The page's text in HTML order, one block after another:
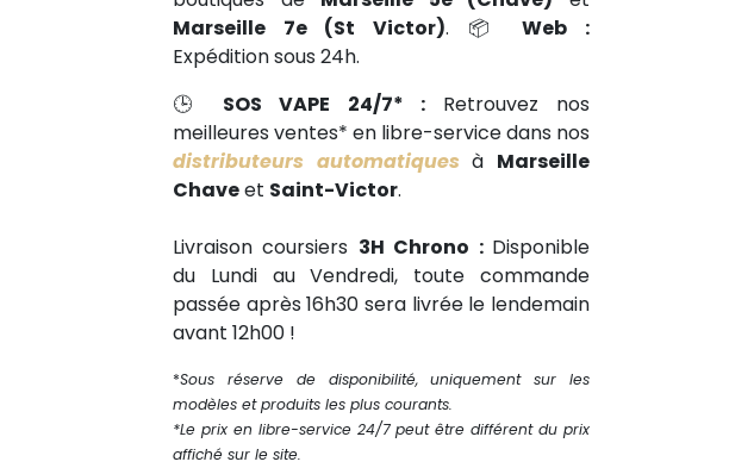
Marseille 7e (St Victor). 📦Web :
Expédition sous 24h.
🕒 SOS VAPE 24/7* :Retrouvez nos
meilleures ventes* en libre-service dans nos
distributeurs automatiques à Marseille
Chaveet Saint-Victor.
Livraison coursiers 3H Chrono : Disponible
du Lundi au Vendredi, toute commande
passée après 16h30 sera livrée le lendemain
avant 12h00 !
*Sous réserve de disponibilité, uniquement sur les
modèles et produits les plus courants.
*Le prix en libre-service 24/7 peut être différent du prix
affiché sur le site.